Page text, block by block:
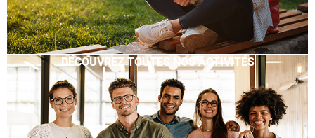
DÉCOUVREZ TOUTES NOS ACTIVITÉS